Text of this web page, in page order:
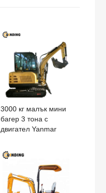
3000 кг малък мини
багер 3 тона с
двигател Yanmar